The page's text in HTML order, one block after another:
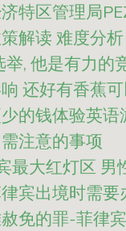
特区管理局
解读 难度分析
, 他是有力的
还好有香蕉
的钱体验英语
注意的事项
最大红灯区 男
宾出境时需要
免的罪-菲律